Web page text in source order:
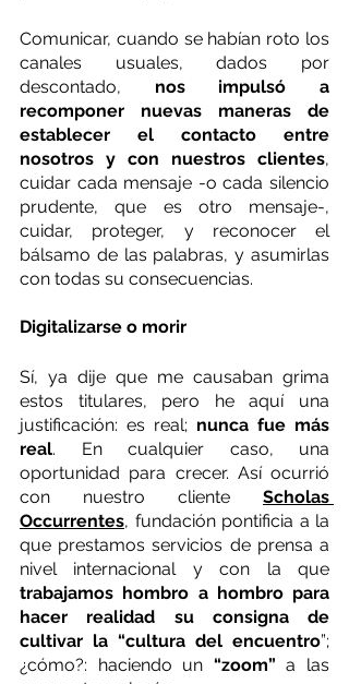
Comunicar, cuando se habían roto los
canales usuales, dados por
descontado, nos impulsó a
recomponer nuevas maneras de
establecer el contacto entre
nosotros y con nuestros clientes,
cuidar cada mensaje -o cada silencio
prudente, que es otro mensaje-,
cuidar, proteger, y reconocer el
bálsamo de las palabras, y asumirlas
con todas su consecuencias.
Digitalizarse o morir
Sí, ya dije que me causaban grima
estos titulares, pero he aquí una
justificación: es real; nunca fue más
real. En cualquier caso, una
oportunidad para crecer. Así ocurrió
con nuestro cliente Scholas
Occurrentes, fundación pontificia a la
que prestamos servicios de prensa a
trabajamos hombro a hombro para
hacer realidad su consigna de
cultivar la “cultura del encuentro”;
¿cómo?: haciendo un “zoom” a las